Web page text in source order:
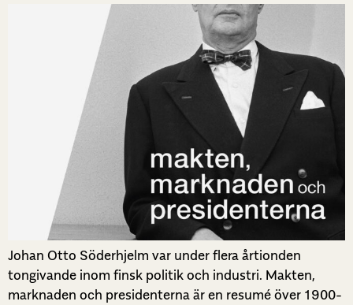
Johan Otto Söderhjelm var under flera årtionden
tongivande inom finsk politik och industri. Makten,
marknaden och presidenterna är en resumé över 1900-